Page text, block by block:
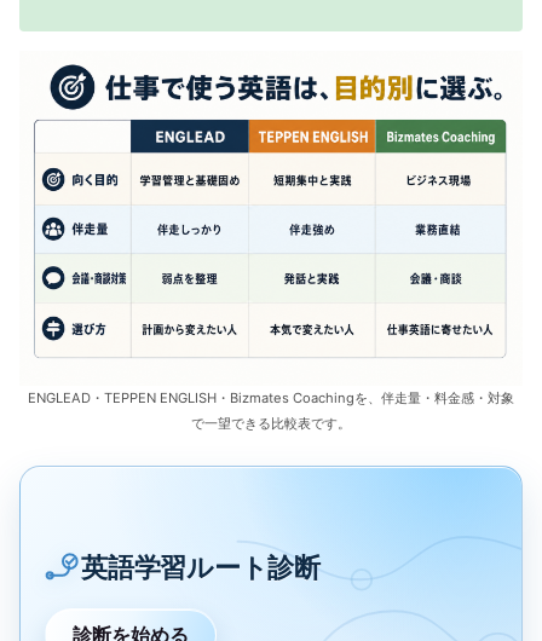
ENGLEAD・TEPPEN ENGLISH・Bizmates Coachingを、伴走量・料金感・対象
で一望できる比較表です。
英語学習ルート診断
診断を始める